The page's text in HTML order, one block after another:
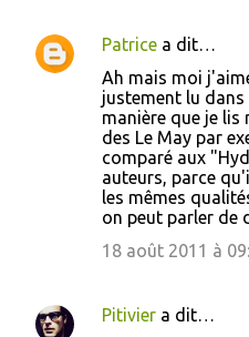
Patrice a dit…
Ah mais moi
justement lu dans
manière que je lis
des Le May par
comparé aux
auteurs, parce
les mêmes
on peut parler de
18 août 2011 à
Pitivier a dit…